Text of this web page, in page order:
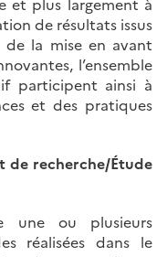
et plus largement à
de résultats issus
la mise en avant
l’ensemble
participent ainsi à
et des pratiques
de recherche/Étude
une ou plusieurs
réalisées dans le